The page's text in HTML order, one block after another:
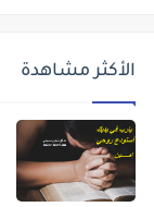
الأكثر مشاهدة